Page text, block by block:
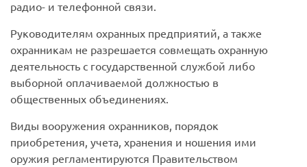
радио- и телефонной связи.
Руководителям охранных предприятий, а также
охранникам не разрешается совмещать охранную
деятельность с государственной службой либо
выборной оплачиваемой должностью в
общественных объединениях.
Виды вооружения охранников, порядок
приобретения, учета, хранения и ношения ими
оружия регламентируются Правительством